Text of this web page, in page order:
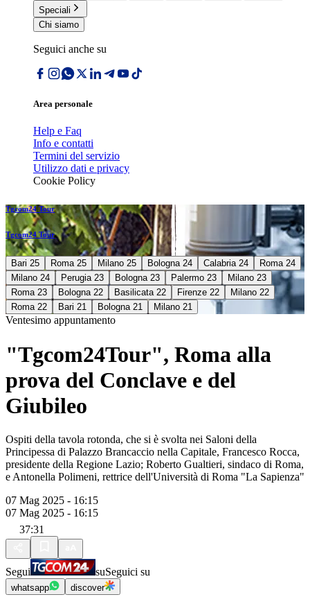
Speciali
Chi siamo
Seguici anche su
Area personale
Help e Faq
Info e contatti
Termini del servizio
Utilizzo dati e privacy
Cookie Policy
Tgcom24 Tour
Tgcom24 Tour
Bari 25 Roma 25 Milano 25 Bologna 24 Calabria 24
Roma 24
Milano 24
Perugia 23 Bologna 23 Palermo 23
Milano 23
Roma 23
Bologna 22 Basilicata 22 Firenze 22
Milano 22
Roma 22
Bari 21 Bologna 21 Milano 21
Ventesimo appuntamento
"Tgcom24Tour", Roma alla
prova del Conclave e del
Giubileo
Ospiti della tavola rotonda, che si è svolta nei Saloni della
Principessa di Palazzo Brancaccio nella Capitale, Francesco Rocca,
presidente della Regione Lazio; Roberto Gualtieri, sindaco di Roma,
e Antonella Polimeni, rettrice dell'Università di Roma "La Sapienza"
07 Mag 2025 - 16:15
07 Mag 2025 - 16:15
37:31
Segui suSeguici su
whatsapp discover